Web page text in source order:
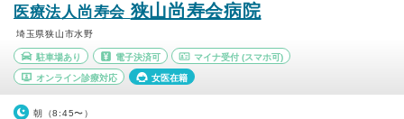
医療法人尚寿会 狭山尚寿会病院
埼玉県狭山市水野
駐車場あり 電子決済可 マイナ受付 (スマホ可)
オンライン診療対応 女医在籍
朝（8:45〜）